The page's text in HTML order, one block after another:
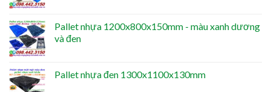
Pallet nhựa 1200x800x150mm - màu xanh dương
và đen
Pallet nhựa đen 1300x1100x130mm